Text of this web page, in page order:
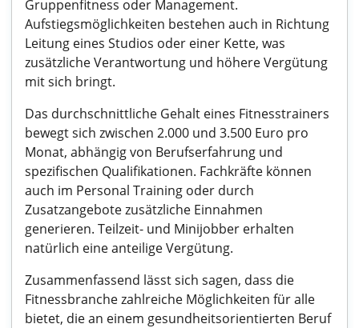
Gruppenfitness oder Management.
Aufstiegsmöglichkeiten bestehen auch in Richtung
Leitung eines Studios oder einer Kette, was
zusätzliche Verantwortung und höhere Vergütung
mit sich bringt.
Das durchschnittliche Gehalt eines Fitnesstrainers
bewegt sich zwischen 2.000 und 3.500 Euro pro
Monat, abhängig von Berufserfahrung und
spezifischen Qualifikationen. Fachkräfte können
auch im Personal Training oder durch
Zusatzangebote zusätzliche Einnahmen
generieren. Teilzeit- und Minijobber erhalten
natürlich eine anteilige Vergütung.
Zusammenfassend lässt sich sagen, dass die
Fitnessbranche zahlreiche Möglichkeiten für alle
bietet, die an einem gesundheitsorientierten Beruf